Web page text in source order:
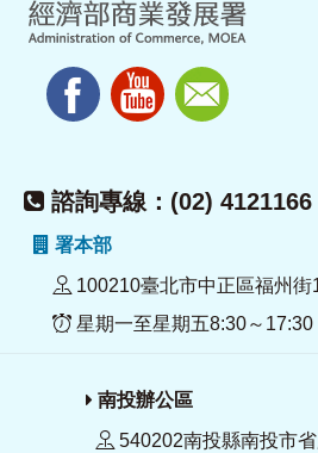
諮詢專線：(02) 4121166
署本部
100210臺北市中正區福州街
星期一至星期五8:30～17:30
南投辦公區
540202南投縣南投市